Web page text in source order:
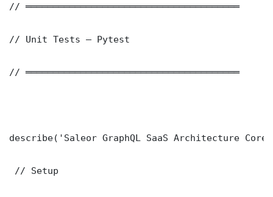
// ═══════════════════════════════════════
// Unit Tests — Pytest
// ═══════════════════════════════════════
describe('Saleor GraphQL SaaS Architecture
// Setup